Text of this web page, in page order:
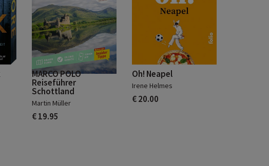
MARCO POLO
Reiseführer
Schottland
Martin Müller
€ 19.95
Oh! Neapel
Irene Helmes
€ 20.00